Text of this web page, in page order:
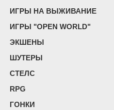
ИГРЫ НА ВЫЖИВАНИЕ
ИГРЫ "OPEN WORLD"
ЭКШЕНЫ
ШУТЕРЫ
СТЕЛС
RPG
ГОНКИ